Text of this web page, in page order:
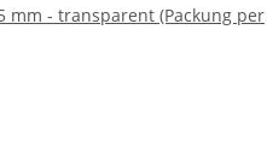
mm - transparent (Packung per